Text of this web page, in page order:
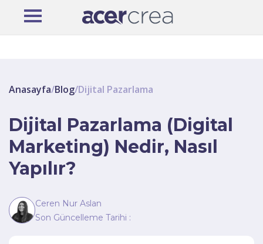
Anasayfa/Blog/Dijital Pazarlama
Dijital Pazarlama (Digital
Marketing) Nedir, Nasıl
Yapılır?
Ceren Nur Aslan
Son Güncelleme Tarihi :